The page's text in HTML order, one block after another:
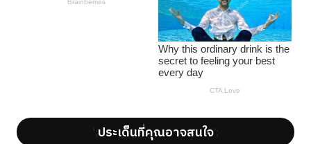
';ประเด็นที่คุณอาจสนใจ';